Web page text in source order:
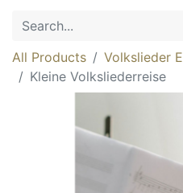
All Products
Volkslieder
Kleine Volksliederreise